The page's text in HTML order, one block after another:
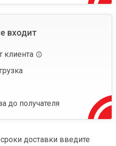
входит
клиента
до получателя
доставки введите